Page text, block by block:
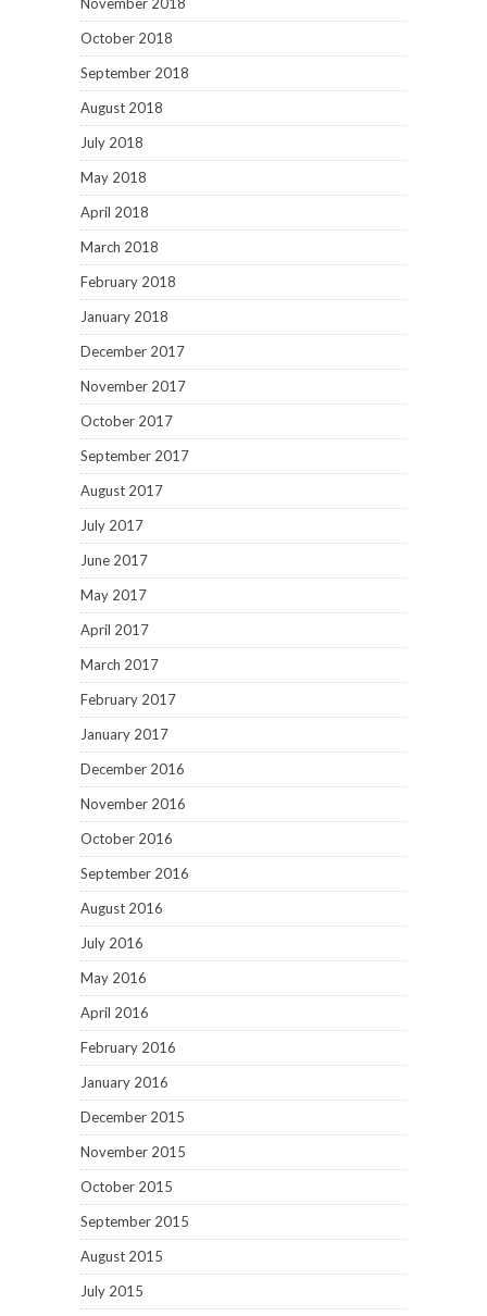
October 2018
September 2018
August 2018
July 2018
May 2018
April 2018
March 2018
February 2018
January 2018
December 2017
November 2017
October 2017
September 2017
August 2017
July 2017
June 2017
May 2017
April 2017
March 2017
February 2017
January 2017
December 2016
November 2016
October 2016
September 2016
August 2016
July 2016
May 2016
April 2016
February 2016
January 2016
December 2015
November 2015
October 2015
September 2015
August 2015
July 2015